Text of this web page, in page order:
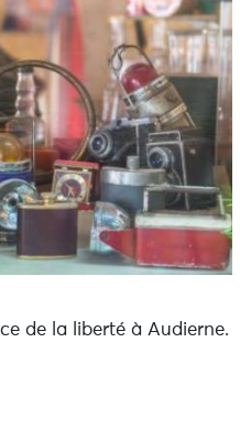
de la liberté à Audierne.